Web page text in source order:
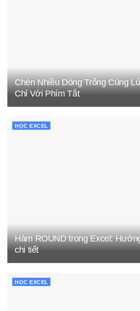
Chèn Nhiều Dòng Trống Cùng
Chỉ Với Phím Tắt
HỌC EXCEL
Hàm ROUND trong Excel:
chi tiết
HỌC EXCEL